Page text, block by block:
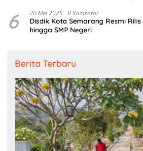
6 20 Mei 2025 0 Komentar
Disdik Kota Semarang Resmi Rilis
hingga SMP Negeri
Berita Terbaru